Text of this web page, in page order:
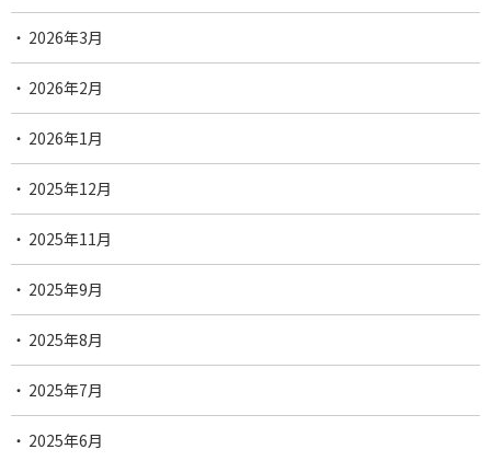
2026年3月
2026年2月
2026年1月
2025年12月
2025年11月
2025年9月
2025年8月
2025年7月
2025年6月